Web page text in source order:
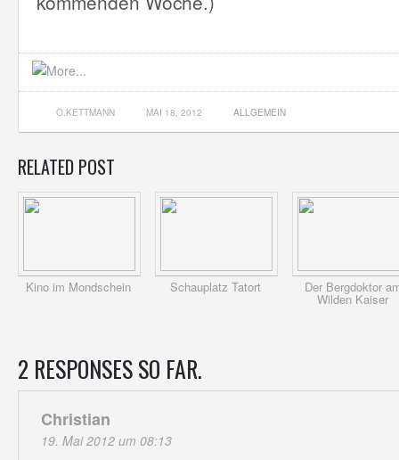
O.KETTMANN MAI 18, 2012 ALLGEMEIN
RELATED POST
Kino im Mondschein Schauplatz Tatort Der Bergdoktor
Wilden Kaiser
2 RESPONSES SO FAR.
Christian
19. Mai 2012 um 08:13